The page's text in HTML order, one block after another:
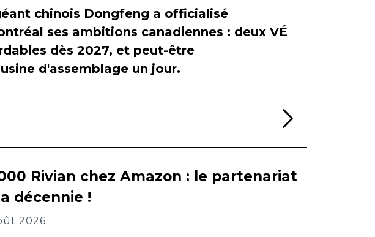
chinois Dongfeng a officialisé
ses ambitions canadiennes : deux VÉ
dès 2027, et peut-être
d'assemblage un jour.
Rivian chez Amazon : le partenariat
décennie !
2026